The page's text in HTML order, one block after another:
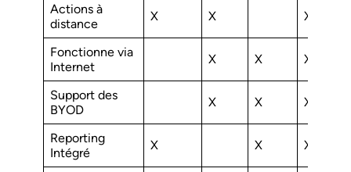
Actions à
distance
X X X
Fonctionne via
Internet
X X X
Support des
BYOD
X X X
Reporting
Intégré
X X X